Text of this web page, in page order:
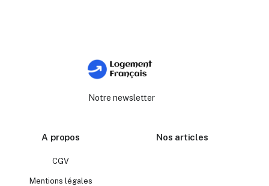
Notre newsletter
A propos
CGV
Mentions légales
Nos articles